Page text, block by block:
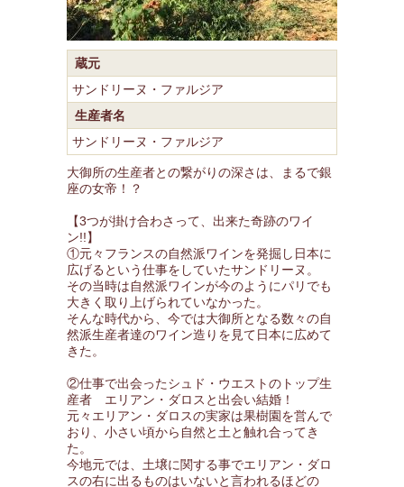
蔵元
サンドリーヌ・ファルジア
生産者名
サンドリーヌ・ファルジア
大御所の生産者との繋がりの深さは、まるで銀
座の女帝！？
【3つが掛け合わさって、出来た奇跡のワイ
ン!!】
①元々フランスの自然派ワインを発掘し日本に
広げるという仕事をしていたサンドリーヌ。
その当時は自然派ワインが今のようにパリでも
大きく取り上げられていなかった。
そんな時代から、今では大御所となる数々の自
然派生産者達のワイン造りを見て日本に広めて
きた。
②仕事で出会ったシュド・ウエストのトップ生
産者 エリアン・ダロスと出会い結婚！
元々エリアン・ダロスの実家は果樹園を営んで
おり、小さい頃から自然と土と触れ合ってき
た。
今地元では、土壌に関する事でエリアン・ダロ
スの右に出るものはいないと言われるほどの